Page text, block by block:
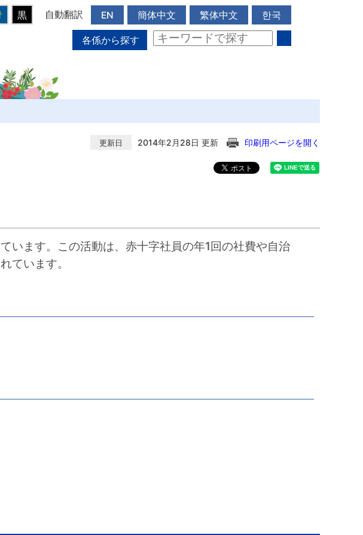
黒 自動翻訳 EN 簡体中文 繁体中文 한국
各係から探す
更新日 2014年2月28日 更新 印刷用ページを開く
います。この活動は、赤十字社員の年1回の社費や自治
ています。